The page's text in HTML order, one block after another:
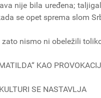
nije bila uređena;
se opet sprema slom
zato nismo ni obeležili
KAO
SE NASTAVLJA